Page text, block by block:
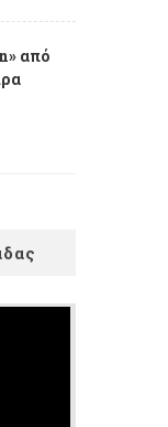
από